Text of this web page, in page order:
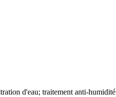
d'eau; traitement anti-humidité